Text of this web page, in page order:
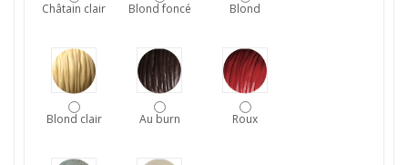
Châtain clair Blond foncé Blond
Blond clair Au burn Roux